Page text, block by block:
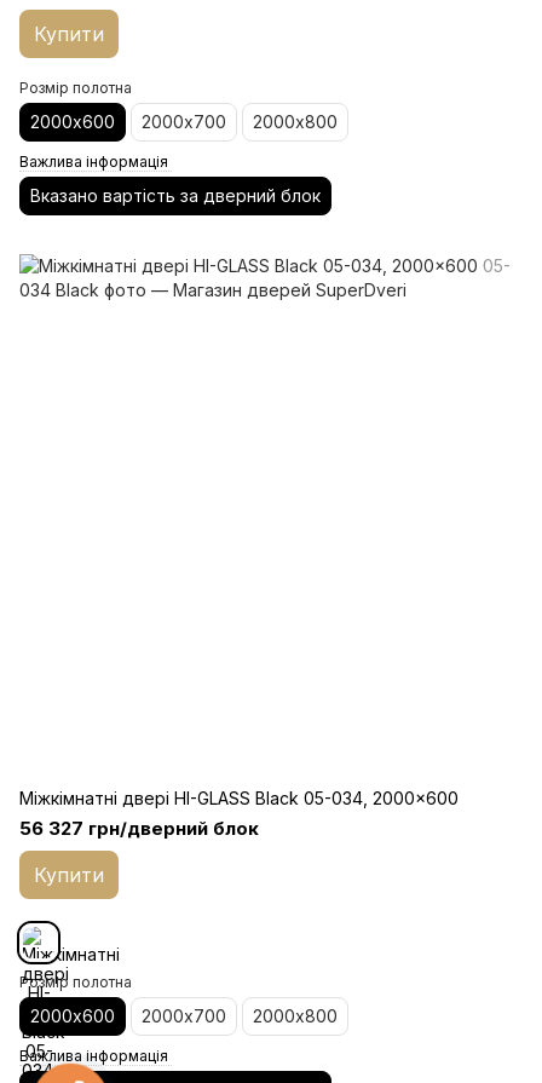
Купити
Розмір полотна
2000х600 2000х700 2000х800
Важлива інформація
Вказано вартість за дверний блок
Міжкімнатні двері HI-GLASS Black 05-034, 2000x600
56 327 грн/дверний блок
Купити
Розмір полотна
2000х600 2000х700 2000х800
Важлива інформація